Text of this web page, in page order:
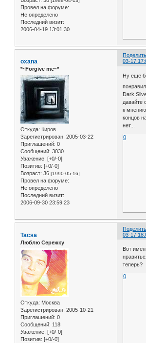
Провел на форуме:
Не определено
Последний визит:
2006-04-19 13:01:30
03-17
oxana
*~Forgive me~*
Откуда: Киров
Зарегистрирован: 2005-03-22
Приглашений: 0
Сообщений: 3030
Уважение: [+0/-0]
Позитив: [+0/-0]
Возраст: 36 [1990-05-16]
Провел на форуме:
Не определено
Последний визит:
2006-09-30 23:59:23
Ну еще
Dark
давайте
к мнению
концов
нет...
0
03-17
Tacsa
Люблю Сережку
Откуда: Москва
Зарегистрирован: 2005-10-21
Приглашений: 0
Сообщений: 118
Уважение: [+0/-0]
Позитив: [+0/-0]
Вот
теперь?
0